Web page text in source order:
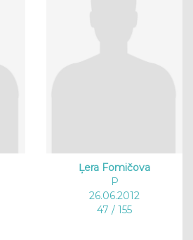
Ļera Fomičova
P
26.06.2012
47 / 155